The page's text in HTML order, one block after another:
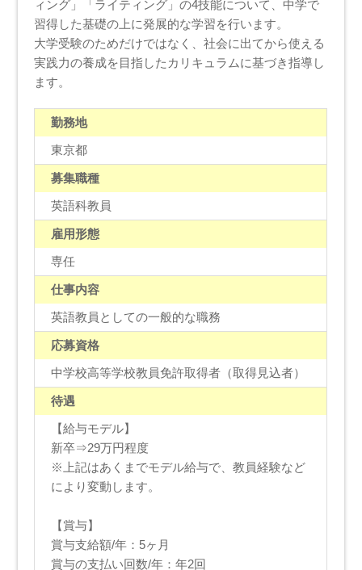
ィング」「ライティング」の4技能について、中学で
習得した基礎の上に発展的な学習を行います。
大学受験のためだけではなく、社会に出てから使える
実践力の養成を目指したカリキュラムに基づき指導し
ます。
勤務地
東京都
募集職種
英語科教員
雇用形態
専任
仕事内容
英語教員としての一般的な職務
応募資格
中学校高等学校教員免許取得者（取得見込者）
待遇
【給与モデル】
新卒⇒29万円程度
※上記はあくまでモデル給与で、教員経験など
により変動します。
【賞与】
賞与支給額/年：5ヶ月
賞与の支払い回数/年：年2回